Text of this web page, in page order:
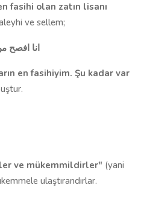
fasihi olan zatın lisanı
ve sellem;
en fasihiyim. Şu kadar var
ve mükemmildirler" (yani
ulaştırandırlar.